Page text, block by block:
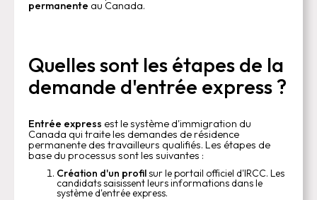
permanente au Canada.
Quelles sont les étapes de la
demande d'entrée express ?
Entrée express est le système d'immigration du
Canada qui traite les demandes de résidence
permanente des travailleurs qualifiés. Les étapes de
base du processus sont les suivantes :
Création d'un profilsur le portail officiel d'IRCC. Les
candidats saisissent leurs informations dans le
système d'entrée express.